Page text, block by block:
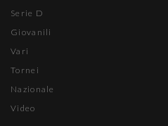
Serie D
Giovanili
Vari
Tornei
Nazionale
Video